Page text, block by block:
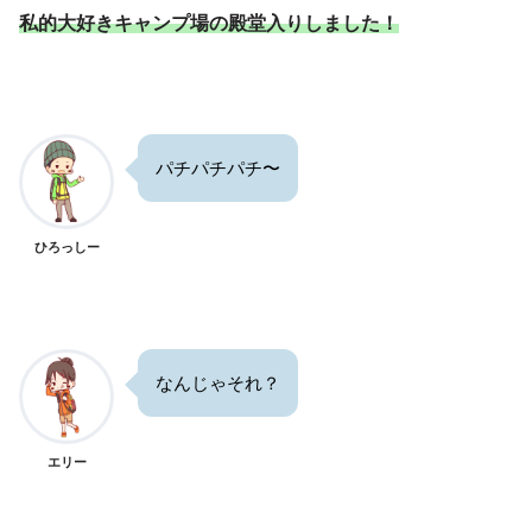
私的大好きキャンプ場の殿堂入りしました！
ひろっしー
パチパチパチ〜
エリー
なんじゃそれ？